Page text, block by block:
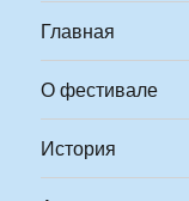
Главная
О фестивале
История